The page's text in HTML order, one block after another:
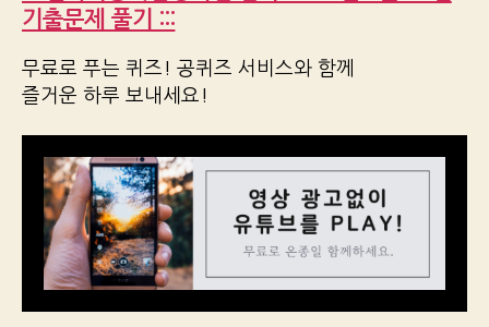
기출문제 풀기 :::
무료로 푸는 퀴즈! 공퀴즈 서비스와 함께
즐거운 하루 보내세요!